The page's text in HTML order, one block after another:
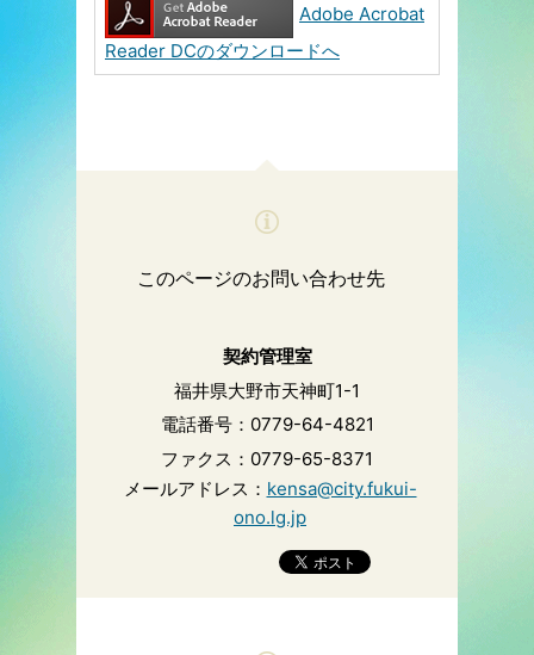
Adobe Acrobat
Reader DCのダウンロードへ
このページのお問い合わせ先
契約管理室
福井県大野市天神町1-1
電話番号：0779-64-4821
ファクス：0779-65-8371
メールアドレス： kensa@city.fukui-
ono.lg.jp